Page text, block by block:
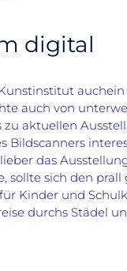
digital
auch von
aktuellen
Bildscanners
das
sollte sich den
Kinder und
durchs Städel